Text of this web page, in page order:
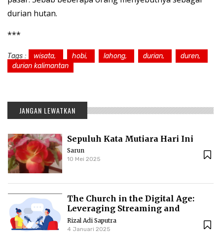
durian hutan.
***
Tags : wisata, hobi, lahong, durian,
duren,
durian kalimantan
JANGAN LEWATKAN
Sepuluh Kata Mutiara Hari Ini
Sarun
10 Mei 2025
The Church in the Digital Age:
Leveraging Streaming and
Podcasts to Reach the
Congregation
Rizal Adi Saputra
4 Januari 2025